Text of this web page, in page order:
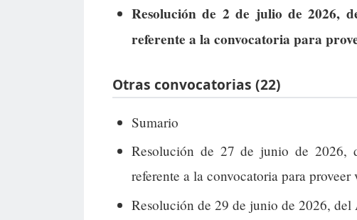
Resolución de 2 de julio de 2026,
referente a la convocatoria para
Otras convocatorias (22)
Sumario
Resolución de 27 de junio de 2026,
referente a la convocatoria para proveer
Resolución de 29 de junio de 2026,